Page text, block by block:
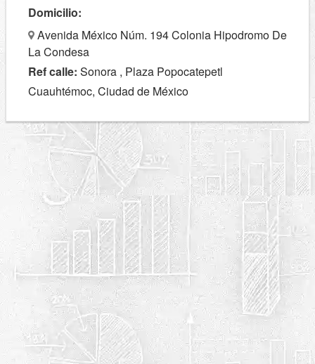
Domicilio:
Avenida México Núm. 194 Colonia Hipodromo De
La Condesa
Ref calle: Sonora , Plaza Popocatepetl
Cuauhtémoc, Ciudad de México